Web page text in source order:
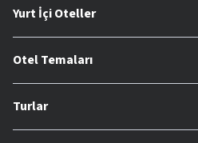
Yurt İçi Oteller
Otel Temaları
Turlar